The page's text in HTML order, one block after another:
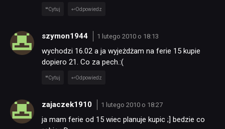
Cytuj Odpowiedz
szymon1944 1 lutego 2010 o 18:13
wychodzi 16.02 a ja wyjeżdżam na ferie 15 kupie
dopiero 21. Co za pech.:(
Cytuj Odpowiedz
zajaczek1910 1 lutego 2010 o 18:27
ja mam ferie od 15 wiec planuje kupic ;] bedzie co